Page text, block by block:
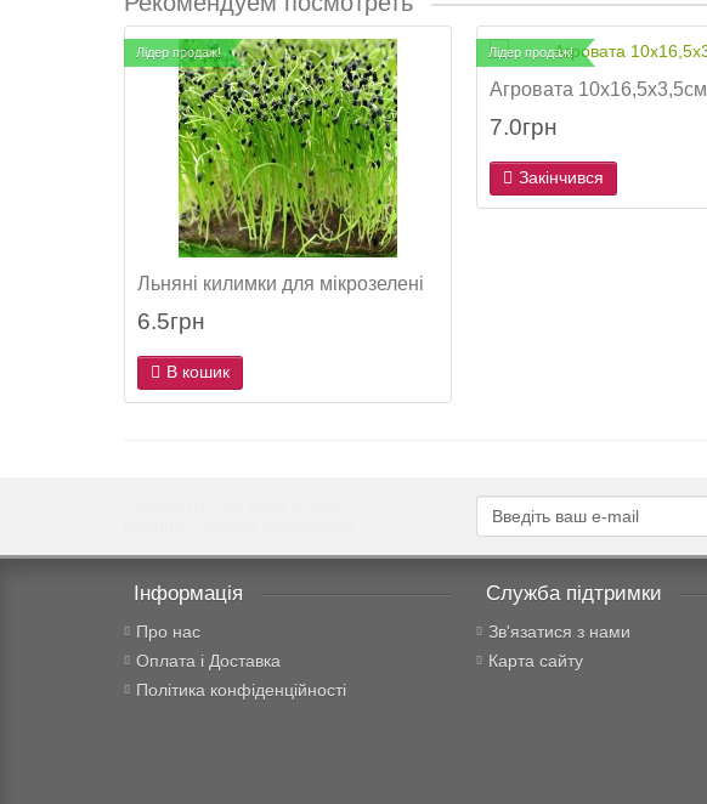
Лідер продаж!
Льняні килимки для мікрозелені
6.5грн
В кошик
Лідер продаж!
Агровата 10х16,5х3,5см
7.0грн
Закінчився
Інформація
Про нас
Оплата і Доставка
Політика конфіденційності
Служба підтримки
Зв'язатися з нами
Карта сайту